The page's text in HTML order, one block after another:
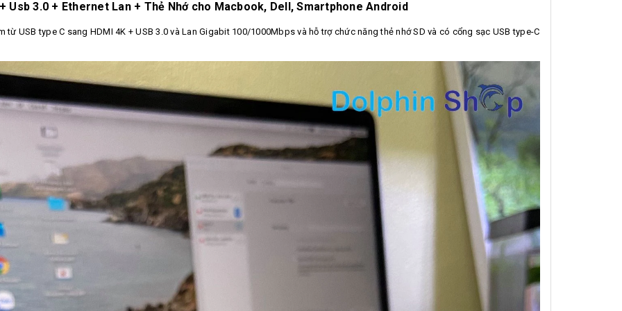
Usb 3.0 + Ethernet Lan + Thẻ Nhớ cho Macbook, Dell, Smartphone Android
từ USB type C sang HDMI 4K + USB 3.0 và Lan Gigabit 100/1000Mbps và hỗ trợ chức năng thẻ nhớ SD và có cổng sạc USB type-C